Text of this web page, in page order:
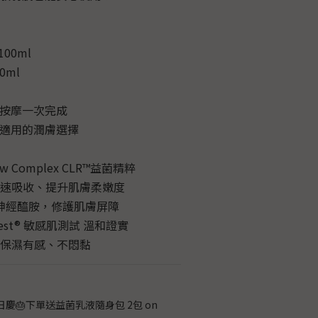
摩一次完成
用的潤膚選擇
Complex CLR™益菌精粹
吸收、提升肌膚柔嫩度
醯胺，修護肌膚屏障
敏感肌測試 溫和證實
濕有感、不悶黏
慶🎂下單送益菌乳液隨身包 2包 on